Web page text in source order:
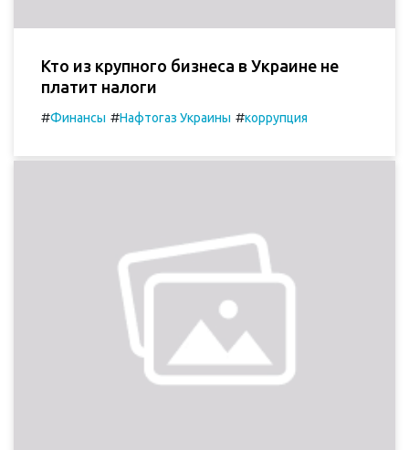
Кто из крупного бизнеса в Украине не
платит налоги
#Финансы #Нафтогаз Украины #коррупция